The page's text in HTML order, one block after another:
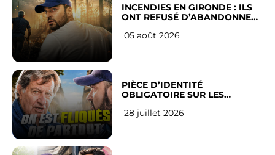
INCENDIES EN GIRONDE : ILS
ONT REFUSÉ D’ABANDONNER
05 août 2026
PIÈCE D’IDENTITÉ
OBLIGATOIRE SUR LES
Français
28 juillet 2026